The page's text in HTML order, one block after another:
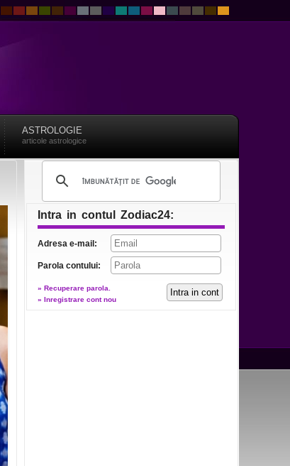
ASTROLOGIE
articole astrologice
Intra in contul Zodiac24:
Adresa e-mail:
Parola contului:
» Recuperare parola.
» Inregistrare cont nou